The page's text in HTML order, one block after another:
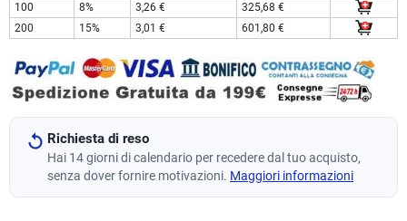
100
8% 3,26 €
325,68 €
200
15% 3,01 € 601,80 €
Richiesta di reso
Hai 14 giorni di calendario per recedere dal tuo acquisto,
senza dover fornire motivazioni. Maggiori informazioni